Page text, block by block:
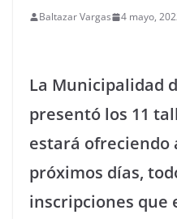
Baltazar Vargas 4 mayo,
La Municipalidad
presentó los 11
estará ofreciendo
próximos días,
inscripciones que